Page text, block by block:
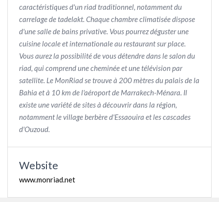
caractéristiques d'un riad traditionnel, notamment du
carrelage de tadelakt. Chaque chambre climatisée dispose
d'une salle de bains privative. Vous pourrez déguster une
cuisine locale et internationale au restaurant sur place.
Vous aurez la possibilité de vous détendre dans le salon du
riad, qui comprend une cheminée et une télévision par
satellite. Le MonRiad se trouve à 200 mètres du palais de la
Bahia et à 10 km de l'aéroport de Marrakech-Ménara. Il
existe une variété de sites à découvrir dans la région,
notamment le village berbère d'Essaouira et les cascades
d'Ouzoud.
Website
www.monriad.net